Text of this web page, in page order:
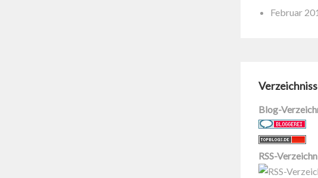
Februar
Blog-
RSS-